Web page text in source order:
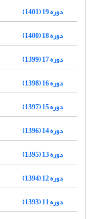
دوره 19 (1401)
دوره 18 (1400)
دوره 17 (1399)
دوره 16 (1398)
دوره 15 (1397)
دوره 14 (1396)
دوره 13 (1395)
دوره 12 (1394)
دوره 11 (1393)